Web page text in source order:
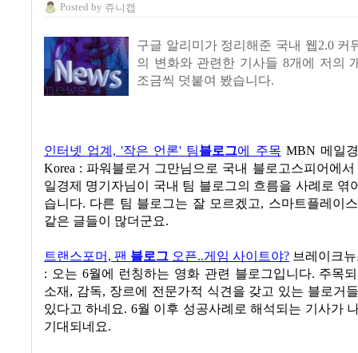
Posted by 쥬니캡
구글 알리미가 정리해준 국내 웹2.0 커
의 변화와 관련한 기사들 8개에 저의
조금씩 덧붙여 봤습니다.
인터넷 업계, '작은 언론' 팀블로그에 주목 MBN 메일
Korea : 파워블로거 그만님으로 국내 블로고스피어에
일경제 명기자님이 국내 팀 블로그의 흐름을 사례로 엮
습니다. 다른 팀 블로그는 잘 모르겠고, 스마트플레이
같은 글들이 많더군요.
트랜스포머, 팬 블로그 오픈..게임 사이트야? 브레이크뉴
: 오는 6월에 런칭하는 영화 관련 블로그입니다. 주목
소재, 감독, 장르에 전문가적 식견을 갖고 있는 블로거
있다고 하네요. 6월 이후 성공사례로 해석되는 기사가
기대되네요.